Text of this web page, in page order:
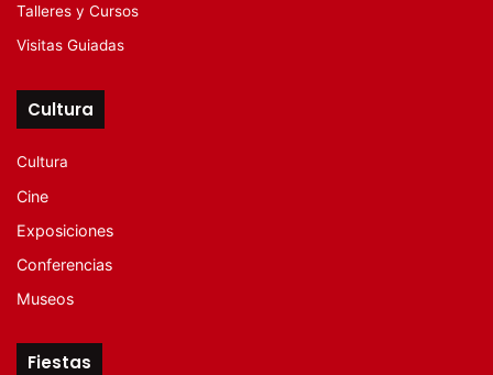
Talleres y Cursos
Visitas Guiadas
Cultura
Cultura
Cine
Exposiciones
Conferencias
Museos
Fiestas